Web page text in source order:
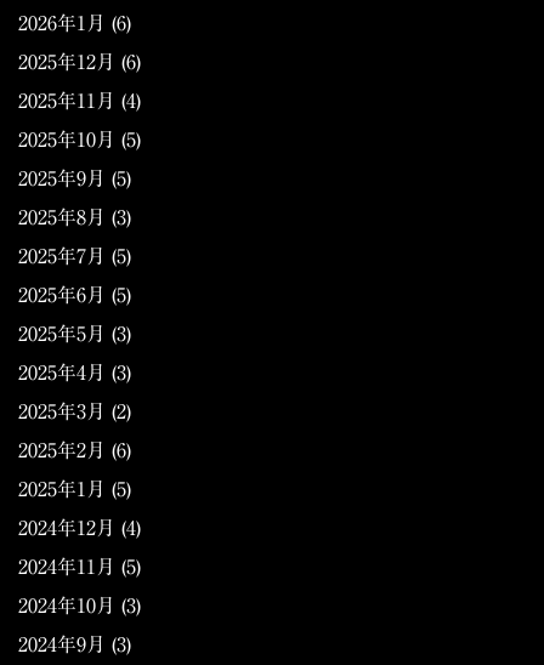
2026年1月 (6)
2025年12月 (6)
2025年11月 (4)
2025年10月 (5)
2025年9月 (5)
2025年8月 (3)
2025年7月 (5)
2025年6月 (5)
2025年5月 (3)
2025年4月 (3)
2025年3月 (2)
2025年2月 (6)
2025年1月 (5)
2024年12月 (4)
2024年11月 (5)
2024年10月 (3)
2024年9月 (3)